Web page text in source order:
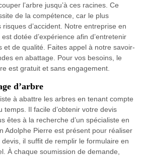
l’arbre jusqu’à ces racines. Ce
de la compétence, car le plus
d’accident. Notre entreprise en
dotée d’expérience afin d’entretenir
et de qualité. Faites appel à notre savoir-
en abattage. Pour vos besoins, le
est gratuit et sans engagement.
d’arbre
à abattre les arbres en tenant compte
temps. Il facile d’obtenir votre devis
êtes à la recherche d’un spécialiste en
Adolphe Pierre est présent pour réaliser
il suffit de remplir le formulaire en
À chaque soumission de demande,